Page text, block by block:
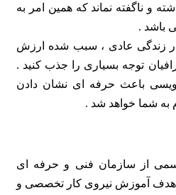
و ناگفته نماند که همین امر به
باشد .
در زندگی عادی ، سبب شده ارزش
توجه بسیاری را جذب کنید .
باعث حرفه ای نشان دادن
به شما خواهد شد .
از سازمان فنی و حرفه ای
خود را از سال 1394با هدف آموزش نیروی کار تخصصی و